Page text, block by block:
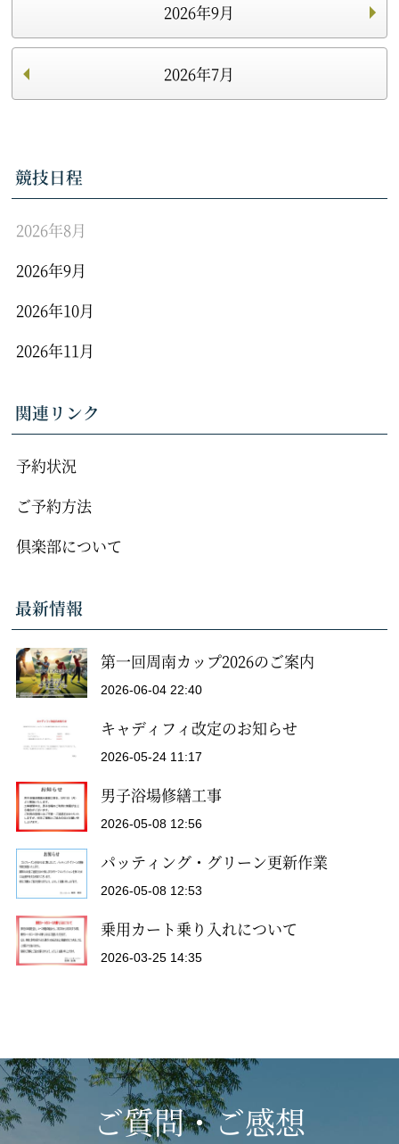
2026年9月
2026年7月
競技日程
2026年8月
2026年9月
2026年10月
2026年11月
関連リンク
予約状況
ご予約方法
倶楽部について
最新情報
第一回周南カップ2026のご案内
2026-06-04 22:40
キャディフィ改定のお知らせ
2026-05-24 11:17
男子浴場修繕工事
2026-05-08 12:56
パッティング・グリーン更新作業
2026-05-08 12:53
乗用カート乗り入れについて
2026-03-25 14:35
ご質問・ご感想